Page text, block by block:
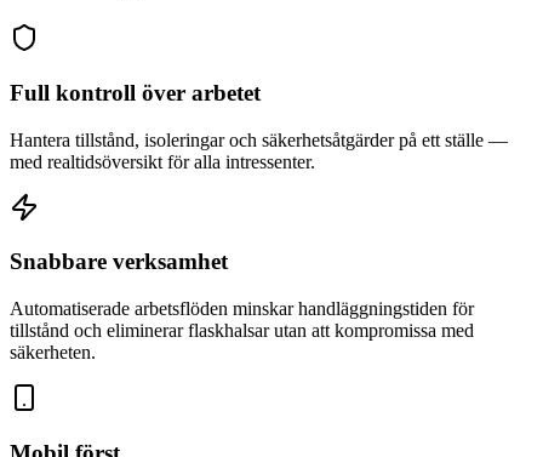
Full kontroll över arbetet
Hantera tillstånd, isoleringar och säkerhetsåtgärder på ett ställe —
med realtidsöversikt för alla intressenter.
Snabbare verksamhet
Automatiserade arbetsflöden minskar handläggningstiden för
tillstånd och eliminerar flaskhalsar utan att kompromissa med
säkerheten.